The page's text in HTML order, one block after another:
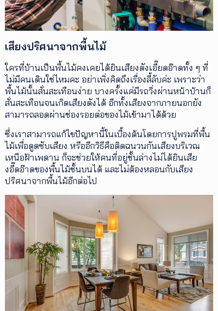
เสียงปริศนาจากพื้นไม้
ใครที่บ้านเป็นพื้นไม้คงเคยได้ยินเสียงดังเอี๊ยดอ๊าดทั้ง ๆ ที่
ไม่มีคนเดินใช่ไหมคะ อย่าเพิ่งคิดถึงเรื่องลี้ลับค่ะ เพราะว่า
พื้นไม้นั้นสั่นสะเทือนง่าย บางครั้งแค่มีรถวิ่งผ่านหน้าบ้านก็
สั่นสะเทือนจนเกิดเสียงดังได้ อีกทั้งเสียงจากภายนอกยัง
สามารถลอดผ่านช่องรอยต่อของไม้เข้ามาได้ด้วย
ซึ่งเราสามารถแก้ไขปัญหานี้ในเบื้องต้นโดยการปูพรมที่พื้น
ไม้เพื่อดูดซับเสียง หรืออีกวิธีคือติดฉนวนกันเสียงบริเวณ
เหนือฝ้าเพดาน ก็จะช่วยให้คนที่อยู่ชั้นล่างไม่ได้ยินเสีย
งอี๊ดอ๊าดของพื้นไม้ชั้นบนได้ และไม่ต้องหลอนกับเสียง
ปริศนาจากพื้นไม้อีกต่อไป